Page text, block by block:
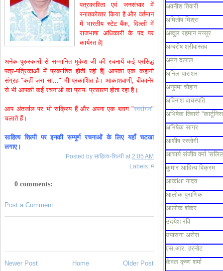
पत्रकारिता एवं जनसंचार में
स्‍नातकोत्‍तर किया है और वर्तमान
में भारतीय स्‍टेट बैंक, दिल्‍ली में
राजभाषा अधिकारी के पद पर
कार्यरत है|
अनेक पुरुस्कारों से सम्मानित मुकेश जी की रचनायें कई प्रसिद्ध
पत्र-पत्रिकाओं में प्रकाशित होती रही हैं| आपका एक कहानी
संग्रह "कहीं ज़रा सा..." भी प्रकाशित है। आकाशवाणी, बीकानेर
से भी आपकी कई रचनाओं का प्राय: प्रसारण होता रहा है।
आप अंतर्जाल पर भी सक्रिय हैं और अपना एक ब्लाग "स्वरांगन"
चलातेहैं।
साहित्य शिल्पी पर इनकी सम्पूर्ण रचनाओं के लिए यहाँ चटखा
लगाए।
Posted by साहित्य-शिल्पी at 2:05 AM
Labels: म
0 comments:
Post a Comment
Newer Post Older Post
Home
अवनीश तिवारी
अमितोष मिश्रा
अब्दुल रहमान मन्सूर
अम्बरीष श्रीवास्तव
अमन दलाल
अनिल पाराशर
अनुपमा चौहान
अविनाश वाचस्पति
अभिषेक तिवारी
अभिषेक सागर
आशीष रस्तोगी
आचार्य संजीव वर्मा
कुमार आदित्य विक्रम
आकांक्षा यादव
आलोक पुराणिक
आलोक शंकर
उदयेश रवि
उपासना अरोरा
एस.आर. हरनोट
केवल कृष्ण शर्मा